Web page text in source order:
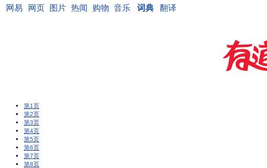
网易 网页 图片 热闻 购物 音乐 词典 翻译
第1页
第2页
第3页
第4页
第5页
第6页
第7页
第8页